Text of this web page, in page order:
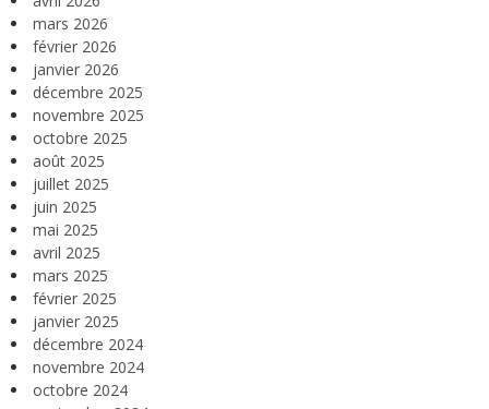
mars 2026
février 2026
janvier 2026
décembre 2025
novembre 2025
octobre 2025
août 2025
juillet 2025
juin 2025
mai 2025
avril 2025
mars 2025
février 2025
janvier 2025
décembre 2024
novembre 2024
octobre 2024